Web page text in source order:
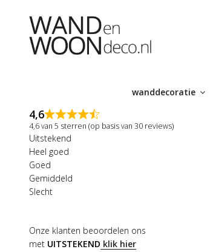
wanddecoratie
4,6
4,6 van 5 sterren (op basis van 30 reviews)
Uitstekend
Heel goed
Goed
Gemiddeld
Slecht
Onze klanten beoordelen ons
met UITSTEKEND klik hier